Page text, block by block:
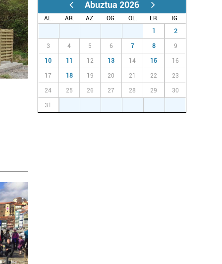
Abuztua 2026
AL. AR. AZ. OG. OL. LR.
IG.
1 2
3 4 5 6 7 8 9
10 11 12 13 14 15 16
17 18 19 20 21 22 23
24 25 26 27 28 29 30
31